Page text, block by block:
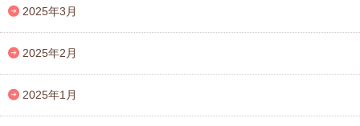
2025年3月
2025年2月
2025年1月